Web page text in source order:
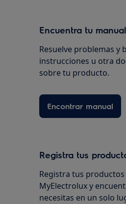
Encuentra tu
Resuelve problemas y
instrucciones u otra
sobre tu producto.
Encontrar manual
Registra tus
Registra tus productos
MyElectrolux y
necesitas en un solo